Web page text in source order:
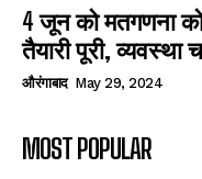
4 जून को मतगणना
तैयारी पूरी, व्यवस्था
औरंगाबाद May 29, 2024
MOST POPULAR